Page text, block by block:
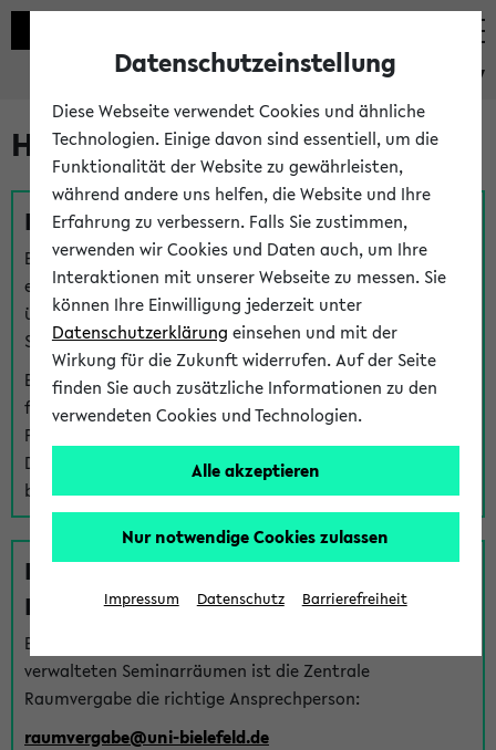
eKVV
Hilfe & Kontakt
Fragen zu einzelnen Veranstaltungen
Bei inhaltlichen und organisatorischen Fragen zu
einzelnen Veranstaltungen finden Sie Ansprechpersonen
über denFragen-Link bei jeder Veranstaltung. Der BIS
Support kann hier meist keine direkte Hilfe leisten.
Bei Veranstaltungen mit eKVV Teilnahmemanagement
finden Sie eine Auskunft über die Personen, die Ihre
Platzzuteilung im eKVV eingetragen haben, auf der
Detailseite zum Teilnahmemanagement der
betreffenden Veranstaltung.
Fragen zu im eKVV verwalteten
Räumen
Bei Fragen zur Vergabe von Hörsälen und vom eKVV
verwalteten Seminarräumen ist die Zentrale
Raumvergabe die richtige Ansprechperson:
raumvergabe@uni-bielefeld.de
Datenschutzeinstellung
Diese Webseite verwendet Cookies und ähnliche
Technologien. Einige davon sind essentiell, um die
Funktionalität der Website zu gewährleisten,
während andere uns helfen, die Website und Ihre
Erfahrung zu verbessern. Falls Sie zustimmen,
verwenden wir Cookies und Daten auch, um Ihre
Interaktionen mit unserer Webseite zu messen. Sie
können Ihre Einwilligung jederzeit unter
Datenschutzerklärung einsehen und mit der
Wirkung für die Zukunft widerrufen. Auf der Seite
finden Sie auch zusätzliche Informationen zu den
verwendeten Cookies und Technologien.
Alle akzeptieren
Nur notwendige Cookies zulassen
Impressum Datenschutz Barrierefreiheit